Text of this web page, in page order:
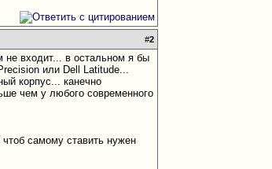
#2
не входит... в остальном я бы
или Dell Latitude...
корпус... канечно
чем у любого современного
самому ставить нужен